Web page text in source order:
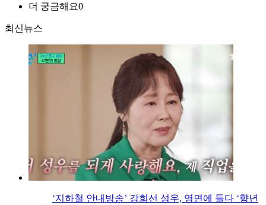
더 궁금해요0
최신뉴스
‘지하철 안내방송’ 강희선 성우, 영면에 들다 ‘향년